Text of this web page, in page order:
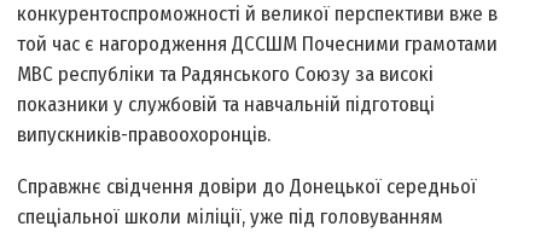
конкурентоспроможності й великої перспективи вже в
той час є нагородження ДССШМ Почесними грамотами
МВС республіки та Радянського Союзу за високі
показники у службовій та навчальній підготовці
випускників-правоохоронців.
Справжнє свідчення довіри до Донецької середньої
спеціальної школи міліції, уже під головуванням